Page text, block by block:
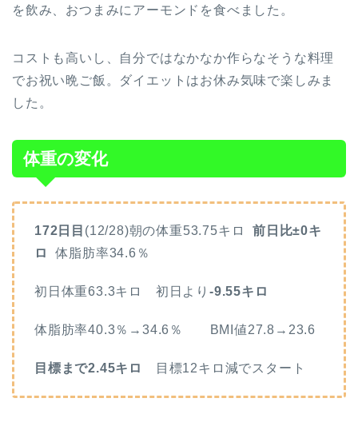
を飲み、おつまみにアーモンドを食べました。
コストも高いし、自分ではなかなか作らなそうな料理
でお祝い晩ご飯。ダイエットはお休み気味で楽しみま
した。
体重の変化
172日目 (12/28)朝の体重53.75キロ 前日比±0キ
ロ体脂肪率34.6％
初日体重63.3キロ 初日より -9.55キロ
体脂肪率40.3％→34.6％ BMI値27.8→23.6
目標まで2.45キロ 目標12キロ減でスタート